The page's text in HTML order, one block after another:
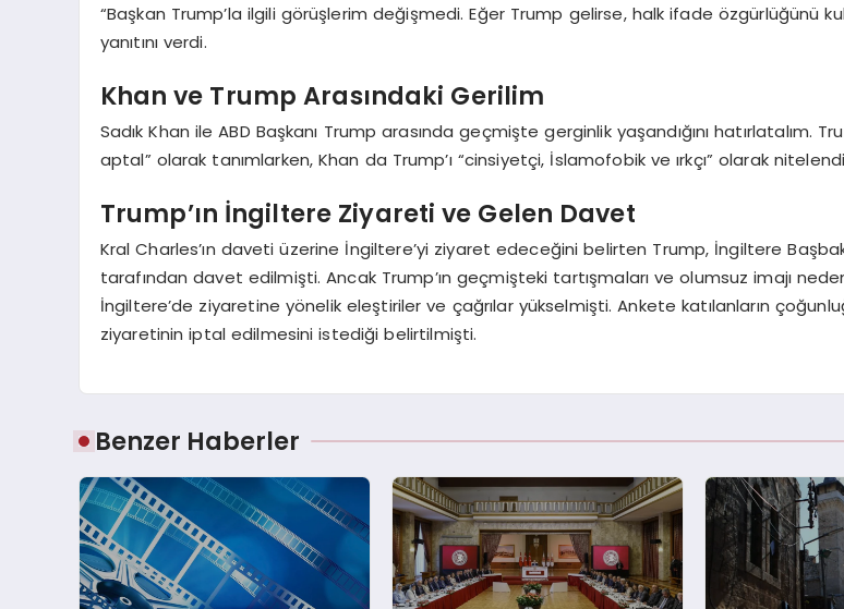
“Başkan Trump’la ilgili görüşlerim değişmedi. Eğer Trump gelirse, halk ifade özgürlüğünü
yanıtını verdi.
Khan ve Trump Arasındaki Gerilim
Sadık Khan ile ABD Başkanı Trump arasında geçmişte gerginlik yaşandığını hatırlatalım.
aptal” olarak tanımlarken, Khan da Trump’ı “cinsiyetçi, İslamofobik ve ırkçı” olarak
Trump’ın İngiltere Ziyareti ve Gelen Davet
Kral Charles’ın daveti üzerine İngiltere’yi ziyaret edeceğini belirten Trump, İngiltere
tarafından davet edilmişti. Ancak Trump’ın geçmişteki tartışmaları ve olumsuz imajı
İngiltere’de ziyaretine yönelik eleştiriler ve çağrılar yükselmişti. Ankete katılanların
ziyaretinin iptal edilmesini istediği belirtilmişti.
Benzer Haberler